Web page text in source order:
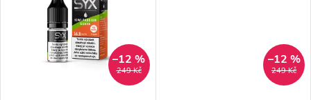
249 Kč
–12 %
249 Kč
–12 %